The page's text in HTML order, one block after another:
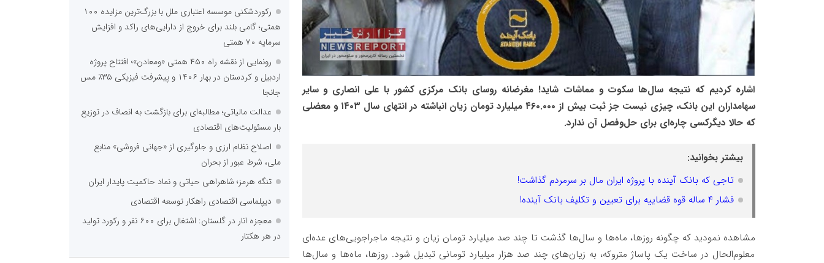
اشاره کردیم که نتیجه سال‌ها سکوت و مماشات شاید! مغرضانه روسای بانک مرکزی کشور با علی انصاری و سایر
سهامداران این بانک، چیزی نیست جز ثبت بیش از ۴۶۰.۰۰۰ میلیارد تومان زیان انباشته در انتهای سال ۱۴۰۳ و معضلی
که حالا دیگرکسی چاره‌ای برای حل‌وفصل آن ندارد.
بیشتر بخوانید:
تاجی که بانک آینده با پروژه ایران مال بر سرمردم گذاشت!
فشار ۴ ساله قوه قضاییه برای تعیین و تکلیف بانک آینده!
مشاهده نمودید که چگونه روزها، ماه‌ها و سال‌ها گذشت تا چند صد میلیارد تومان زیان و نتیجه ماجراجویی‌های عده‌ای
معلوم‌الحال در ساخت یک پاساژ متروکه، به زیان‌های چند صد هزار میلیارد تومانی تبدیل شود. روزها، ماه‌ها و سال‌ها
رکوردشکنی موسسه اعتباری ملل با بزرگ‌ترین مزایده ۱۰۰
همتی؛ گامی بلند برای خروج از دارایی‌های راکد و افزایش
سرمایه ۷۰ همتی
رونمایی از نقشه راه ۴۵۰ همتی «ومعادن»؛ افتتاح پروژه
اردبیل و کردستان در بهار ۱۴۰۶ و پیشرفت فیزیکی ۳۵٪ مس
جانجا
عدالت مالیاتی؛ مطالبه‌ای برای بازگشت به انصاف در توزیع
بار مسئولیت‌های اقتصادی
اصلاح نظام ارزی و جلوگیری از «جهانی فروشی» منابع
ملی، شرط عبور از بحران
تنگه هرمز؛ شاهراهی حیاتی و نماد حاکمیت پایدار ایران
دیپلماسی اقتصادی راهکار توسعه اقتصادی
معجزه انار در گلستان: اشتغال برای ۶۰۰ نفر و رکورد تولید
در هر هکتار